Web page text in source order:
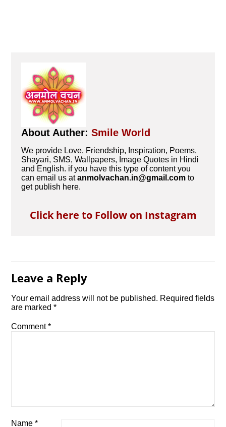
About Auther:Smile World
We provide Love, Friendship, Inspiration, Poems,
Shayari, SMS, Wallpapers, Image Quotes in Hindi
and English. if you have this type of content you
can email us atanmolvachan.in@gmail.com to
get publish here.
Click here to Follow on Instagram
Leave a Reply
Your email address will not be published. Required fields
are marked*
Comment*
Name*